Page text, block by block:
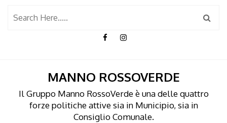
MANNO ROSSOVERDE
Il Gruppo Manno RossoVerde è una delle quattro
forze politiche attive sia in Municipio, sia in
Consiglio Comunale.